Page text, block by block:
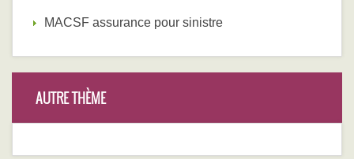
MACSF assurance pour sinistre
AUTRE THÈME